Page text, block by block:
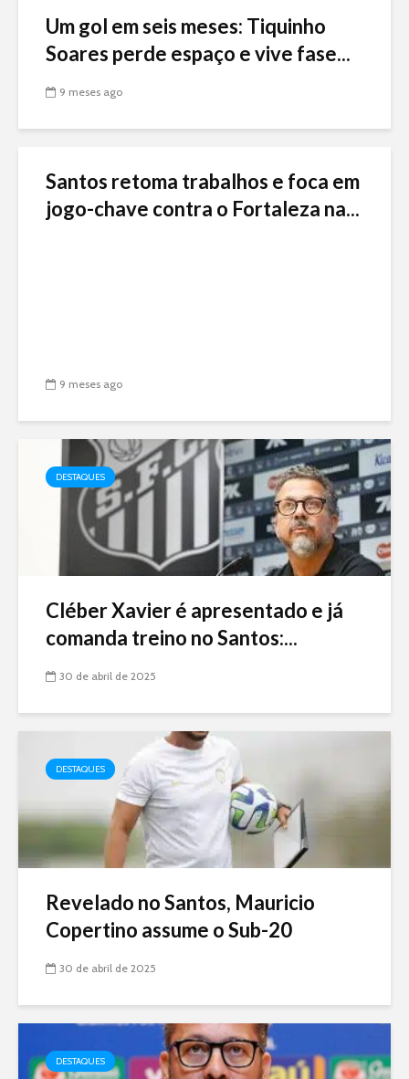
Um gol em seis meses: Tiquinho
Soares perde espaço e vive fase...
9 meses ago
Santos retoma trabalhos e foca em
jogo-chave contra o Fortaleza na...
9 meses ago
DESTAQUES
Cléber Xavier é apresentado e já
comanda treino no Santos:...
30 de abril de 2025
DESTAQUES
Revelado no Santos, Mauricio
Copertino assume o Sub-20
30 de abril de 2025
DESTAQUES